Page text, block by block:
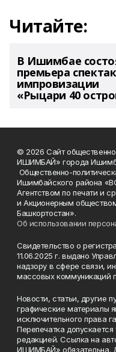
Читайте:
В Ишимбае
премьера
импровизации
«Рыцари 40
© 2026 Сайт
ИШИМБАЙ» города
Общественно-
Ишимбайского района
Агентством по печати и
и Акционерным
Башкортостан».
Об использовании
Свидетельство о
11.06.2025 г. выдано
надзору в сфере связи,
массовых коммуникаций
Новости, статьи, другие
графические материалы
исключительного
Перепечатка
редакцией. Ссылка на
ИШИМБАЙ» обязательна.